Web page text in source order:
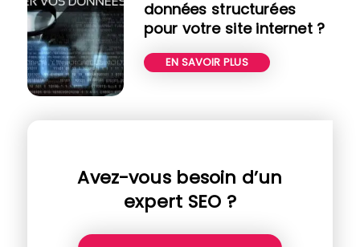
données structurées
pour votre site internet ?
EN SAVOIR PLUS
Avez-vous besoin d’un
expert SEO ?